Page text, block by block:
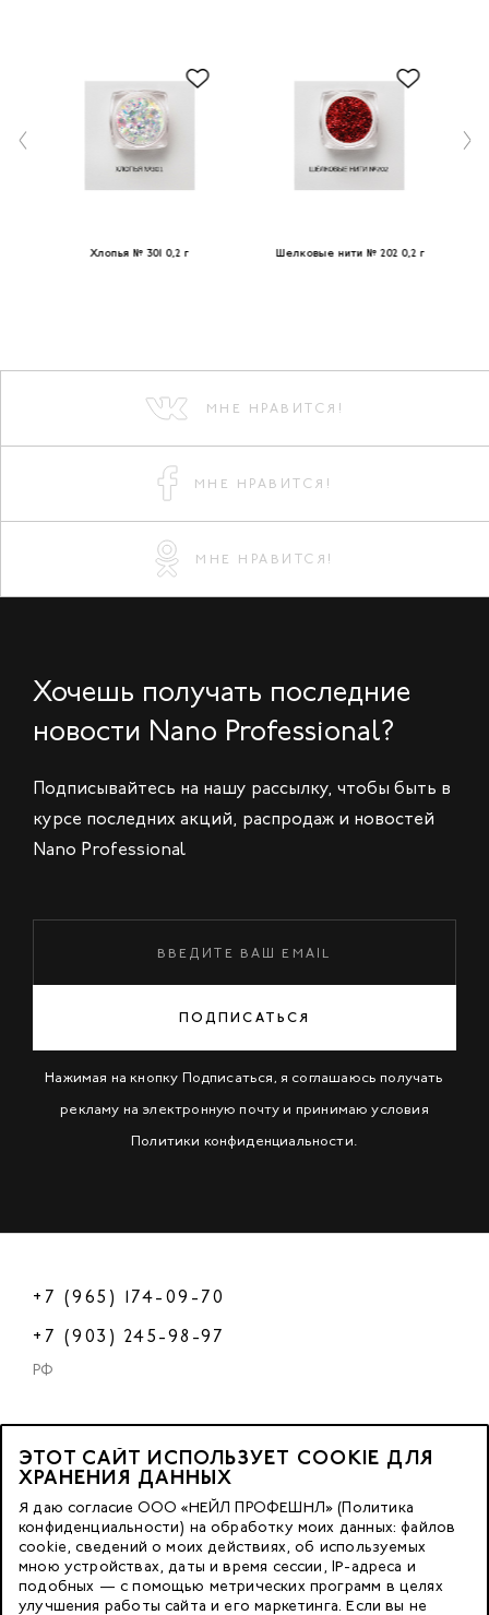
Хлопья № 301 0,2 г Шелковые нити № 202 0,2 г
МНЕ НРАВИТСЯ!
МНЕ НРАВИТСЯ!
МНЕ НРАВИТСЯ!
Хочешь получать последние
новости Nano Professional?
Подписывайтесь на нашу рассылку, чтобы быть в
курсе последних акций, распродаж и новостей
Nano Professional
ПОДПИСАТЬСЯ
Нажимая на кнопку Подписаться, я соглашаюсь получать
рекламу на электронную почту и принимаю условия
Политики конфиденциальности.
+7 (965) 174-09-70
+7 (903) 245-98-97
РФ
2023 © OOO «Нейл Профешнл».
Все права защищены.
Москва, м. Калужская,
ул. Бутлерова д. 17
«БЦ Нео Гео»^
ЭТОТ САЙТ ИСПОЛЬЗУЕТ COOKIE ДЛЯ
ХРАНЕНИЯ ДАННЫХ
Я даю согласие ООО «НЕЙЛ ПРОФЕШНЛ» (Политика
конфиденциальности) на обработку моих данных: файлов
cookie, сведений о моих действиях, об используемых
мною устройствах, даты и время сессии, IP-адреса и
подобных — с помощью метрических программ в целях
улучшения работы сайта и его маркетинга. Если вы не